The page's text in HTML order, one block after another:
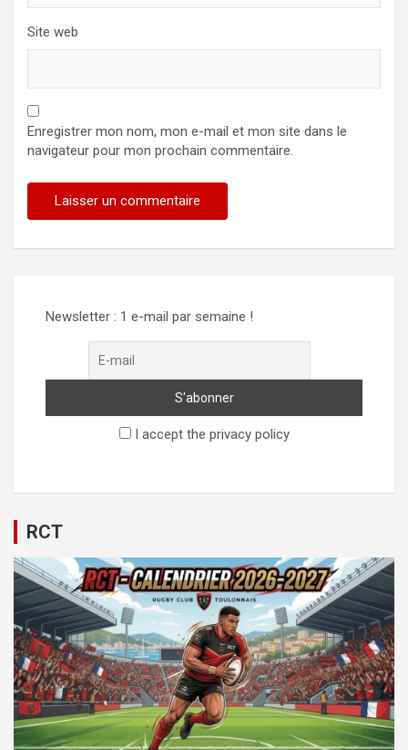
Site web
Enregistrer mon nom, mon e-mail et mon site dans le
navigateur pour mon prochain commentaire.
Newsletter : 1 e-mail par semaine !
I accept the privacy policy
RCT